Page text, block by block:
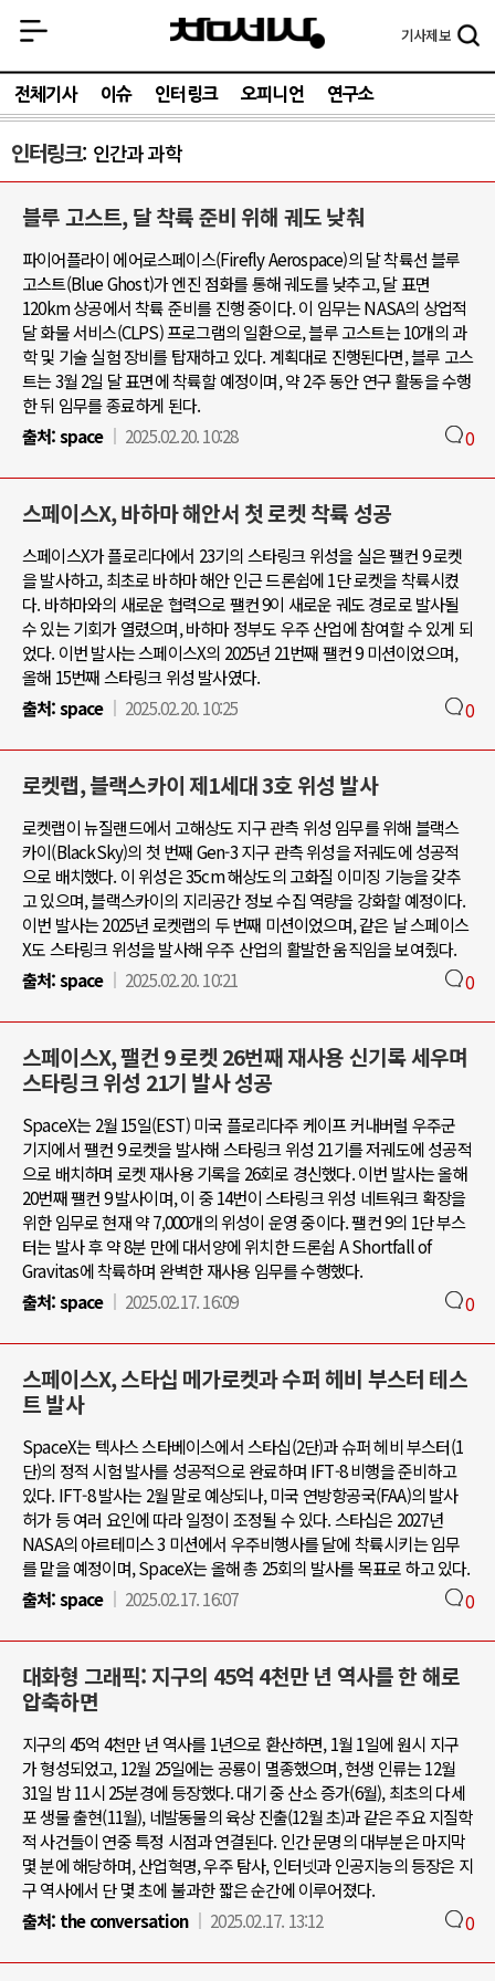
기사제보
전체기사 이슈 인터링크 오피니언 연구소
인터링크 인간과 과학
블루 고스트, 달 착륙 준비 위해 궤도 낮춰
파이어플라이 에어로스페이스(Firefly Aerospace)의 달 착륙선 블루
고스트(Blue Ghost)가 엔진 점화를 통해 궤도를 낮추고, 달 표면
120km 상공에서 착륙 준비를 진행 중이다. 이 임무는 NASA의 상업적
달 화물 서비스(CLPS) 프로그램의 일환으로, 블루 고스트는 10개의 과
학 및 기술 실험 장비를 탑재하고 있다. 계획대로 진행된다면, 블루 고스
트는 3월 2일 달 표면에 착륙할 예정이며, 약 2주 동안 연구 활동을 수행
한 뒤 임무를 종료하게 된다.
출처:space 2025.02.20. 10:28 0
스페이스X, 바하마 해안서 첫 로켓 착륙 성공
스페이스X가 플로리다에서 23기의 스타링크 위성을 실은 팰컨 9 로켓
을 발사하고, 최초로 바하마 해안 인근 드론쉽에 1단 로켓을 착륙시켰
다. 바하마와의 새로운 협력으로 팰컨 9이 새로운 궤도 경로로 발사될
수 있는 기회가 열렸으며, 바하마 정부도 우주 산업에 참여할 수 있게 되
었다. 이번 발사는 스페이스X의 2025년 21번째 팰컨 9 미션이었으며,
올해 15번째 스타링크 위성 발사였다.
출처:space 2025.02.20. 10:25 0
로켓랩, 블랙스카이 제1세대 3호 위성 발사
로켓랩이 뉴질랜드에서 고해상도 지구 관측 위성 임무를 위해 블랙스
카이(BlackSky)의 첫 번째 Gen-3 지구 관측 위성을 저궤도에 성공적
으로 배치했다. 이 위성은 35cm 해상도의 고화질 이미징 기능을 갖추
고 있으며, 블랙스카이의 지리공간 정보 수집 역량을 강화할 예정이다.
이번 발사는 2025년 로켓랩의 두 번째 미션이었으며, 같은 날 스페이스
X도 스타링크 위성을 발사해 우주 산업의 활발한 움직임을 보여줬다.
출처:space 2025.02.20. 10:21 0
스페이스X, 팰컨 9 로켓 26번째 재사용 신기록 세우며
스타링크 위성 21기 발사 성공
SpaceX는 2월 15일(EST) 미국 플로리다주 케이프 커내버럴 우주군
기지에서 팰컨 9 로켓을 발사해 스타링크 위성 21기를 저궤도에 성공적
으로 배치하며 로켓 재사용 기록을 26회로 경신했다. 이번 발사는 올해
20번째 팰컨 9 발사이며, 이 중 14번이 스타링크 위성 네트워크 확장을
위한 임무로 현재 약 7,000개의 위성이 운영 중이다. 팰컨 9의 1단 부스
터는 발사 후 약 8분 만에 대서양에 위치한 드론쉽 A Shortfall of
Gravitas에 착륙하며 완벽한 재사용 임무를 수행했다.
출처:space 2025.02.17. 16:09 0
스페이스X, 스타십 메가로켓과 수퍼 헤비 부스터 테스
트 발사
SpaceX는 텍사스 스타베이스에서 스타십(2단)과 슈퍼 헤비 부스터(1
단)의 정적 시험 발사를 성공적으로 완료하며 IFT-8 비행을 준비하고
있다. IFT-8 발사는 2월 말로 예상되나, 미국 연방항공국(FAA)의 발사
허가 등 여러 요인에 따라 일정이 조정될 수 있다. 스타십은 2027년
NASA의 아르테미스 3 미션에서 우주비행사를 달에 착륙시키는 임무
를 맡을 예정이며, SpaceX는 올해 총 25회의 발사를 목표로 하고 있다.
출처:space 2025.02.17. 16:07 0
대화형 그래픽: 지구의 45억 4천만 년 역사를 한 해로
압축하면
지구의 45억 4천만 년 역사를 1년으로 환산하면, 1월 1일에 원시 지구
가 형성되었고, 12월 25일에는 공룡이 멸종했으며, 현생 인류는 12월
31일 밤 11시 25분경에 등장했다. 대기 중 산소 증가(6월), 최초의 다세
포 생물 출현(11월), 네발동물의 육상 진출(12월 초)과 같은 주요 지질학
적 사건들이 연중 특정 시점과 연결된다. 인간 문명의 대부분은 마지막
몇 분에 해당하며, 산업혁명, 우주 탐사, 인터넷과 인공지능의 등장은 지
구 역사에서 단 몇 초에 불과한 짧은 순간에 이루어졌다.
출처: the conversation 2025.02.17. 13:12 0